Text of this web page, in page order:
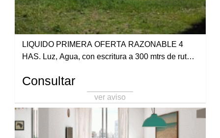
LIQUIDO PRIMERA OFERTA RAZONABLE 4
HAS. Luz, Agua, con escritura a 300 mtrs de ruta
Consultar
ver aviso